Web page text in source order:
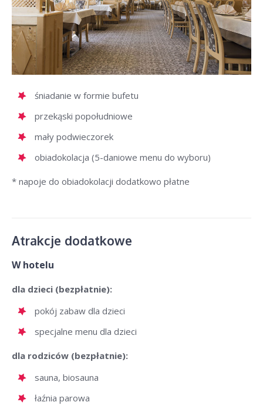
śniadanie w formie bufetu
przekąski popołudniowe
mały podwieczorek
obiadokolacja (5-daniowe menu do wyboru)
* napoje do obiadokolacji dodatkowo płatne
Atrakcje dodatkowe
W hotelu
dla dzieci (bezpłatnie):
pokój zabaw dla dzieci
specjalne menu dla dzieci
dla rodziców (bezpłatnie):
sauna, biosauna
łaźnia parowa